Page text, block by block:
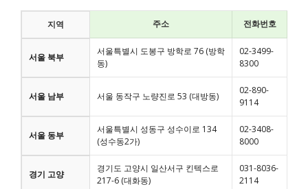
지역 주소 전화번호
서울 북부
서울특별시 도봉구 방학로 76 (방학
동)
02-3499-
8300
서울 남부 서울 동작구 노량진로 53 (대방동)
02-890-
9114
서울 동부
서울특별시 성동구 성수이로 134
(성수동2가)
02-3408-
8000
경기 고양
경기도 고양시 일산서구 킨텍스로
217-6 (대화동)
031-8036-
2114